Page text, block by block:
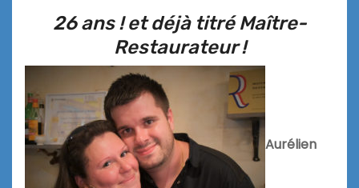
26 ans ! et déjà titré Maître-
Restaurateur !
Aurélien